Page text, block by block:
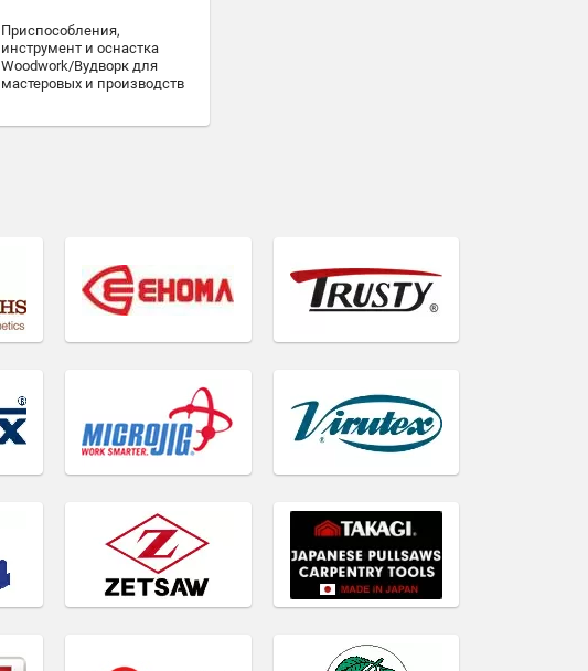
Приспособления,
инструмент и оснастка
Woodwork/Вудворк для
мастеровых и производств